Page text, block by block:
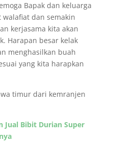
Bapak dan keluarga
dan semakin
kerjasama kita akan
Harapan besar kelak
menghasilkan buah
yang kita harapkan
Jual Bibit Durian Super